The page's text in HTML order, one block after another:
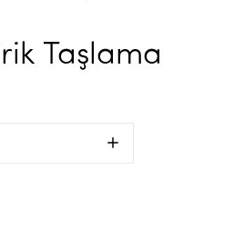
Taşlama